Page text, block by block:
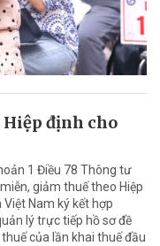
Hiệp định cho
1 Điều 78 Thông tư
giảm thuế theo Hiệp
Nam ký kết hợp
lý trực tiếp hồ sơ đề
của lần khai thuế đầu